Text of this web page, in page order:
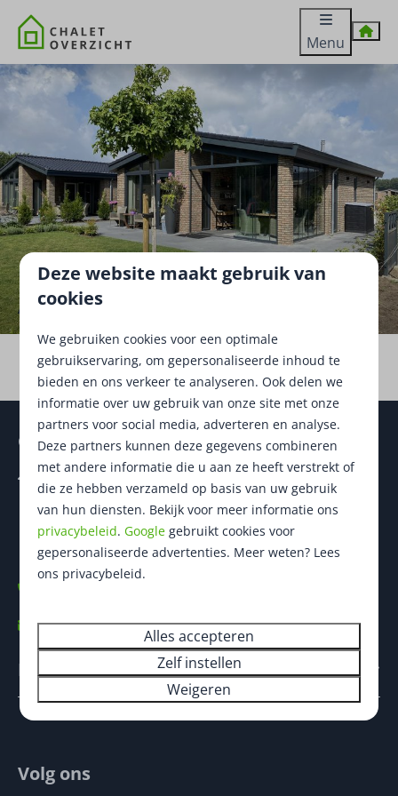
Menu
Aanbod
Home Aanbod
Contact
Heezerenbosch 6
5591 TA Heeze
Noord-Brabant
Nederland
info@heezerenbosch.nl
Navigatie
Volg ons
Deze website maakt gebruik van
cookies
We gebruiken cookies voor een optimale
gebruikservaring, om gepersonaliseerde inhoud te
bieden en ons verkeer te analyseren. Ook delen we
informatie over uw gebruik van onze site met onze
partners voor social media, adverteren en analyse.
Deze partners kunnen deze gegevens combineren
met andere informatie die u aan ze heeft verstrekt of
die ze hebben verzameld op basis van uw gebruik
van hun diensten. Bekijk voor meer informatie ons
privacybeleid. Google gebruikt cookies voor
gepersonaliseerde advertenties. Meer weten? Lees
ons privacybeleid.
Alles accepteren
Zelf instellen
Weigeren